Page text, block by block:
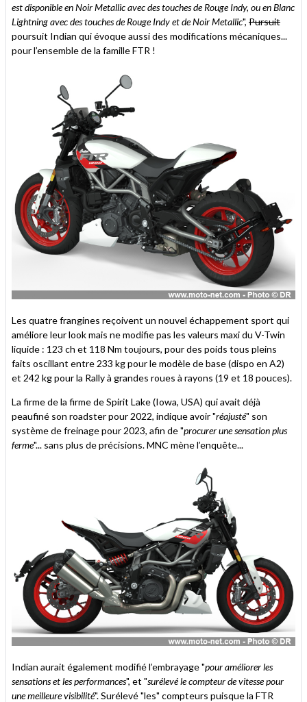
est disponible en Noir Metallic avec des touches de Rouge Indy, ou en Blanc
Lightning avec des touches de Rouge Indy et de Noir Metallic", Pursuit
poursuit Indian qui évoque aussi des modifications mécaniques...
pour l’ensemble de la famille FTR !
Les quatre frangines reçoivent un nouvel échappement sport qui
améliore leur look mais ne modifie pas les valeurs maxi du V-Twin
liquide : 123 ch et 118 Nm toujours, pour des poids tous pleins
faits oscillant entre 233 kg pour le modèle de base (dispo en A2)
et 242 kg pour la Rally à grandes roues à rayons (19 et 18 pouces).
La firme de la firme de Spirit Lake (Iowa, USA) qui avait déjà
peaufiné son roadster pour 2022, indique avoir "réajusté" son
système de freinage pour 2023, afin de "procurer une sensation plus
ferme"... sans plus de précisions. MNC mène l’enquête...
Indian aurait également modifié l’embrayage "pour améliorer les
sensations et les performances", et "surélevé le compteur de vitesse pour
une meilleure visibilité". Surélevé "les" compteurs puisque la FTR